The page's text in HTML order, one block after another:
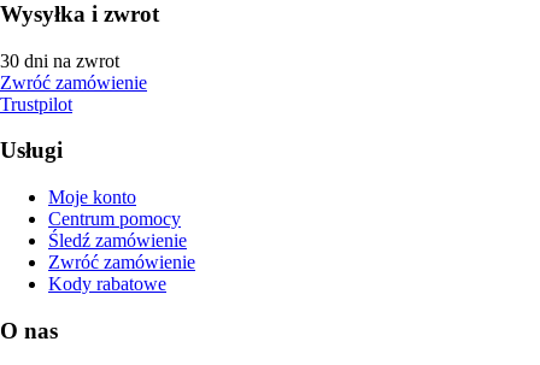
Wysyłka i zwrot
30 dni na zwrot
Zwróć zamówienie
Trustpilot
Usługi
Moje konto
Centrum pomocy
Śledź zamówienie
Zwróć zamówienie
Kody rabatowe
O nas